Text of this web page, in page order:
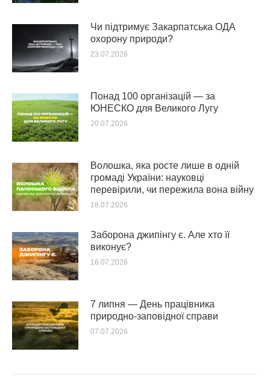
Чи підтримує Закарпатська ОДА
охорону природи?
23.07.2026
Понад 100 організацій — за
ЮНЕСКО для Великого Лугу
20.07.2026
Волошка, яка росте лише в одній
громаді України: науковці
перевірили, чи пережила вона війну
18.07.2026
Заборона джипінгу є. Але хто її
виконує?
16.07.2026
7 липня — День працівника
природно-заповідної справи
07.07.2026